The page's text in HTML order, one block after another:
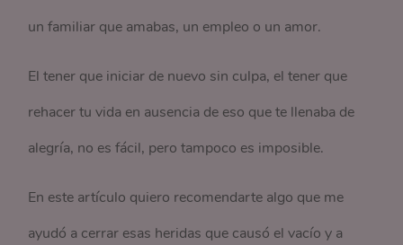
un familiar que amabas, un empleo o un amor.
El tener que iniciar de nuevo sin culpa, el tener que
rehacer tu vida en ausencia de eso que te llenaba de
alegría, no es fácil, pero tampoco es imposible.
En este artículo quiero recomendarte algo que me
ayudó a cerrar esas heridas que causó el vacío y a